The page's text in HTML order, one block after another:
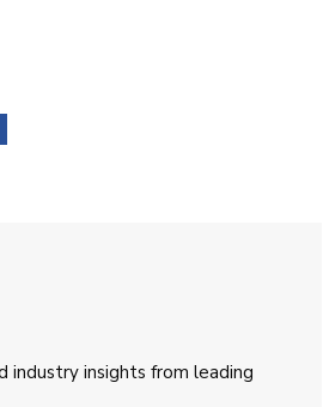
industry insights from leading